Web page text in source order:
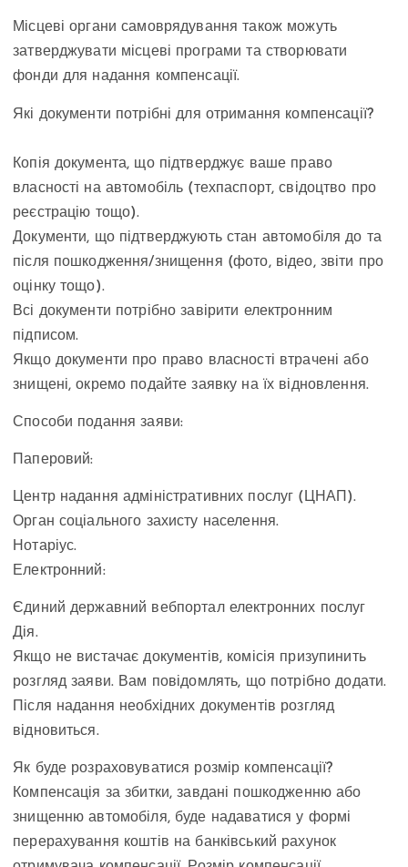
Місцеві органи самоврядування також можуть
затверджувати місцеві програми та створювати
фонди для надання компенсації.
Які документи потрібні для отримання компенсації?
Копія документа, що підтверджує ваше право
власності на автомобіль (техпаспорт, свідоцтво про
реєстрацію тощо).
Документи, що підтверджують стан автомобіля до та
після пошкодження/знищення (фото, відео, звіти про
оцінку тощо).
Всі документи потрібно завірити електронним
підписом.
Якщо документи про право власності втрачені або
знищені, окремо подайте заявку на їх відновлення.
Способи подання заяви:
Паперовий:
Центр надання адміністративних послуг (ЦНАП).
Орган соціального захисту населення.
Нотаріус.
Електронний:
Єдиний державний вебпортал електронних послуг
Дія.
Якщо не вистачає документів, комісія призупинить
розгляд заяви. Вам повідомлять, що потрібно додати.
Після надання необхідних документів розгляд
відновиться.
Як буде розраховуватися розмір компенсації?
Компенсація за збитки, завдані пошкодженню або
знищенню автомобіля, буде надаватися у формі
перерахування коштів на банківський рахунок